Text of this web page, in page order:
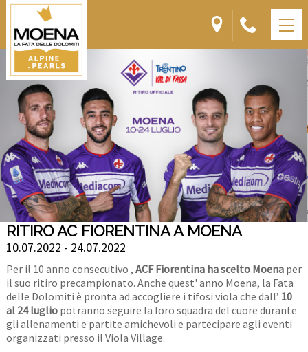
RITIRO AC FIORENTINA A MOENA
10.07.2022 - 24.07.2022
Per il 10 anno consecutivo , ACF Fiorentina ha scelto Moena per
il suo ritiro precampionato. Anche quest' anno Moena, la Fata
delle Dolomiti è pronta ad accogliere i tifosi viola che dall’ 10
al 24 luglio potranno seguire la loro squadra del cuore durante
gli allenamenti e partite amichevoli e partecipare agli eventi
organizzati presso il Viola Village.